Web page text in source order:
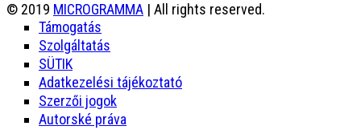
© 2019 MICROGRAMMA | All rights reserved.
Támogatás
Szolgáltatás
SÜTIK
Adatkezelési tájékoztató
Szerzői jogok
Autorské práva